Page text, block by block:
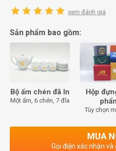
xem đánh giá
Sản phẩm bao gồm:
Bộ ấm chén đã In
Một ấm, 6 chén, 7 đĩa
Hộp
Tùy chọn
MUA
Gọi điện xác nhận